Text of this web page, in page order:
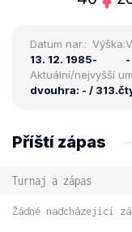
Datum nar.:
13. 12. 1985
Výška:
-
-
Aktuální/nejvyšší
dvouhra: - / 313.
Příští zápas
Turnaj a zápas
Žádné nadcházející